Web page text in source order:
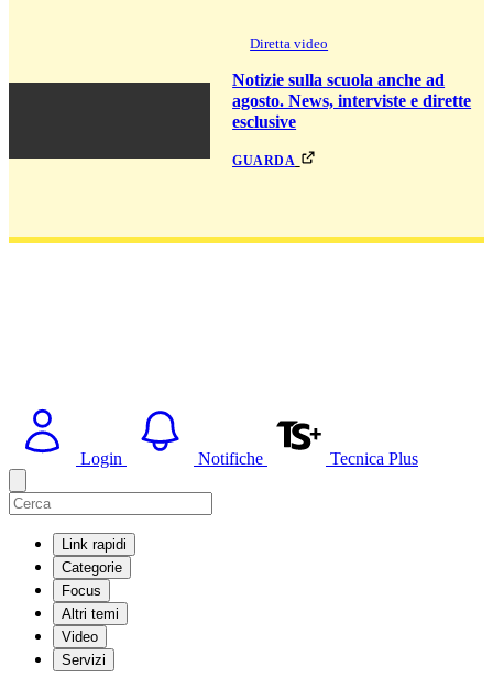
Diretta video
Notizie sulla scuola anche ad
agosto. News, interviste e dirette
esclusive
guarda
Login Notifiche Tecnica Plus
Link rapidi
Categorie
Focus
Altri temi
Video
Servizi